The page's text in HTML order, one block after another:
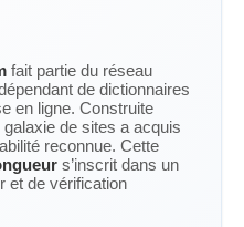
fait partie du réseau
de dictionnaires
en ligne. Construite
de sites a acquis
reconnue. Cette
s’inscrit dans un
et de vérification